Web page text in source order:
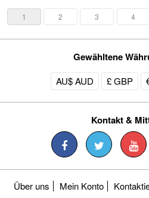
1 2 3 4
Gewähltene
AU$ AUD £ GBP
Kontakt &
Über uns Mein Konto